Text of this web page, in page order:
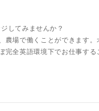
してみませんか？
農場で働くことができます。
完全英語環境下でお仕事す